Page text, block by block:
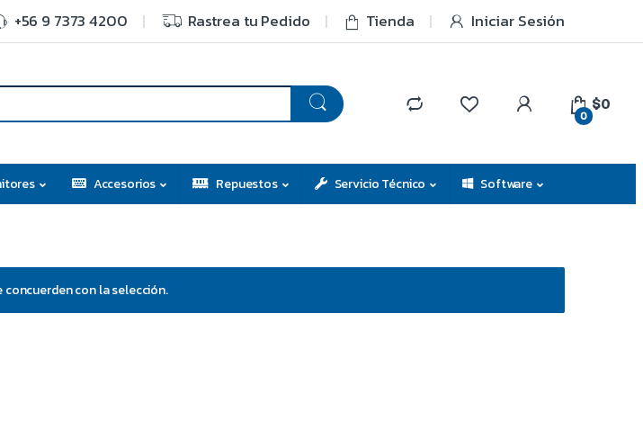
+56 9 7373 4200 Rastrea tu Pedido Tienda Iniciar Sesión
0
$0
Accesorios Repuestos Servicio Técnico Software
con la selección.